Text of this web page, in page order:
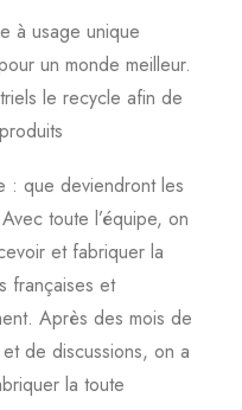
à usage unique
un monde meilleur.
le recycle afin de
: que deviendront les
toute l’équipe, on
et fabriquer la
françaises et
Après des mois de
de discussions, on a
la toute